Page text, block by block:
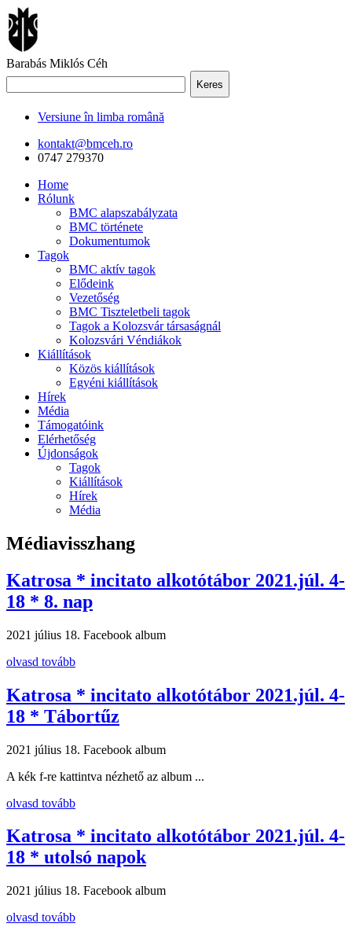
Barabás Miklós Céh
Keres
Versiune în limba română
kontakt@bmceh.ro
0747 279370
Home
Rólunk
BMC alapszabályzata
BMC története
Dokumentumok
Tagok
BMC aktív tagok
Elődeink
Vezetőség
BMC Tiszteletbeli tagok
Tagok a Kolozsvár társaságnál
Kolozsvári Véndiákok
Kiállítások
Közös kiállítások
Egyéni kiállítások
Hírek
Média
Támogatóink
Elérhetőség
Újdonságok
Tagok
Kiállítások
Hírek
Média
Médiavisszhang
Katrosa * incitato alkotótábor 2021.júl. 4-
18 * 8. nap
2021 július 18. Facebook album
olvasd tovább
Katrosa * incitato alkotótábor 2021.júl. 4-
18 * Tábortűz
2021 július 18. Facebook album
A kék f-re kattintva nézhető az album ...
olvasd tovább
Katrosa * incitato alkotótábor 2021.júl. 4-
18 * utolsó napok
2021 július 18. Facebook album
olvasd tovább